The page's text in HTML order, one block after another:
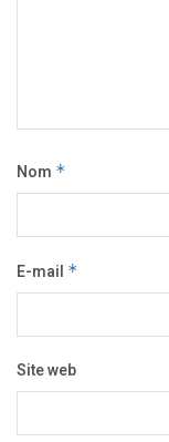
Nom *
E-mail *
Site web